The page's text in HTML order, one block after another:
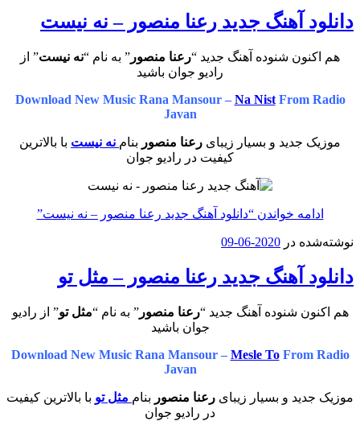
دانلود آهنگ جدید رعنا منصور – نه نیست
هم اکنون شنوده آهنگ جدید “رعنا منصور ” به نام “نه نیست” از
رادیو جوان باشید
Download New Music Rana Mansour – Na NistFrom Radio
Javan
موزیک جدید و بسیار زیبای رعنا منصور بنام نه نیست با بالاترین
کیفیت در رادیو جوان
ادامه خواندن “دانلود آهنگ جدید رعنا منصور – نه نیست”
نوشته‌شده در 2020-06-09
دانلود آهنگ جدید رعنا منصور – مثل تو
هم اکنون شنوده آهنگ جدید “رعنا منصور” به نام “مثل تو” از رادیو
جوان باشید
Download New Music Rana Mansour – Mesle ToFrom Radio
Javan
موزیک جدید و بسیار زیبای رعنا منصور بنام مثل تو با بالاترین کیفیت
در رادیو جوان